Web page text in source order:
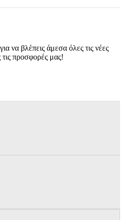
να βλέπεις άμεσα όλες τις νέες
τις προσφορές μας!